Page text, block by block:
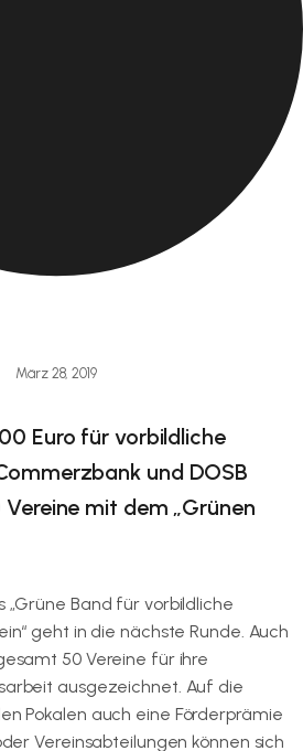
März 28, 2019
Euro für vorbildliche
und DOSB
mit dem „Grünen
„Grüne Band für vorbildliche
geht in die nächste Runde. Auch
50 Vereine für ihre
ausgezeichnet. Auf die
Pokalen auch eine Förderprämie
Vereinsabteilungen können sich